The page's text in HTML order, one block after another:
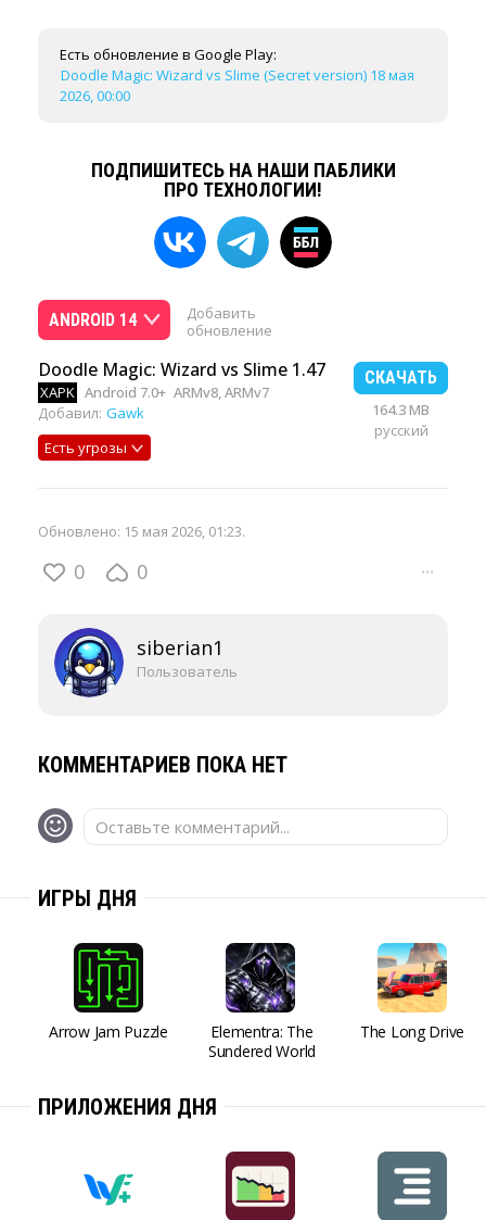
Есть обновление в Google Play:
Doodle Magic: Wizard vs Slime (Secret version) 18 мая
2026, 00:00
ПОДПИШИТЕСЬ НА НАШИ ПАБЛИКИ
ПРО ТЕХНОЛОГИИ!
ANDROID 14
Добавить
обновление
Doodle Magic: Wizard vs Slime 1.47
XAPK Android 7.0+ ARMv8, ARMv7
Добавил: Gawk
Есть угрозы
СКАЧАТЬ
164.3 MB
русский
Обновлено: 15 мая 2026, 01:23.
0 0 ···
siberian1
Пользователь
КОММЕНТАРИЕВ ПОКА НЕТ
Оставьте комментарий...
ИГРЫ ДНЯ
Arrow Jam Puzzle
Elementra: The
Sundered World
The Long Drive
ПРИЛОЖЕНИЯ ДНЯ